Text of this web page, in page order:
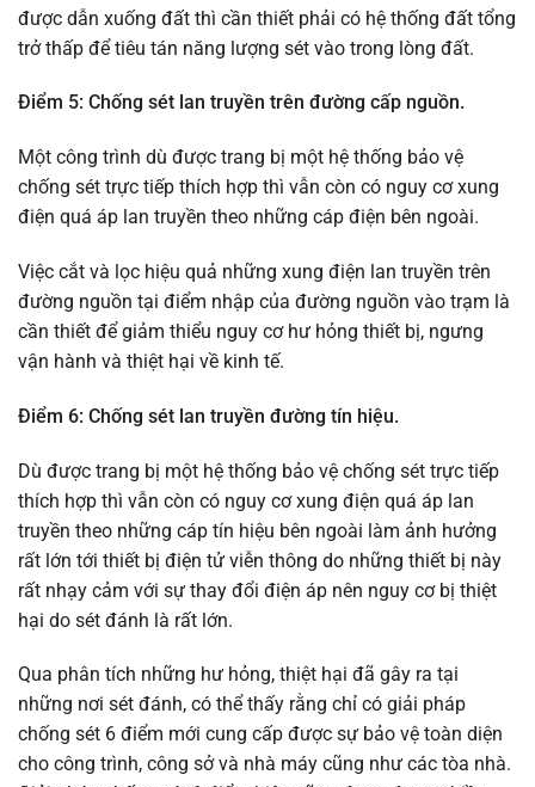
được dẫn xuống đất thì cần thiết phải có hệ thống đất tổng
trở thấp để tiêu tán năng lượng sét vào trong lòng đất.
Điểm 5: Chống sét lan truyền trên đường cấp nguồn.
Một công trình dù được trang bị một hệ thống bảo vệ
chống sét trực tiếp thích hợp thì vẫn còn có nguy cơ xung
điện quá áp lan truyền theo những cáp điện bên ngoài.
Việc cắt và lọc hiệu quả những xung điện lan truyền trên
đường nguồn tại điểm nhập của đường nguồn vào trạm là
cần thiết để giảm thiểu nguy cơ hư hỏng thiết bị, ngưng
vận hành và thiệt hại về kinh tế.
Điểm 6: Chống sét lan truyền đường tín hiệu.
Dù được trang bị một hệ thống bảo vệ chống sét trực tiếp
thích hợp thì vẫn còn có nguy cơ xung điện quá áp lan
truyền theo những cáp tín hiệu bên ngoài làm ảnh hưởng
rất lớn tới thiết bị điện tử viễn thông do những thiết bị này
rất nhạy cảm với sự thay đổi điện áp nên nguy cơ bị thiệt
hại do sét đánh là rất lớn.
Qua phân tích những hư hỏng, thiệt hại đã gây ra tại
những nơi sét đánh, có thể thấy rằng chỉ có giải pháp
chống sét 6 điểm mới cung cấp được sự bảo vệ toàn diện
cho công trình, công sở và nhà máy cũng như các tòa nhà.